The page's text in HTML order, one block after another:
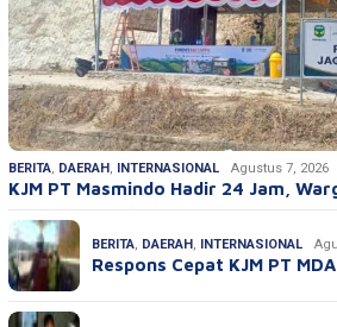
BERITA, DAERAH , INTERNASIONAL Agustus 7, 2026
KJM PT Masmindo Hadir 24 Jam,
BERITA, DAERAH , INTERNASIONAL
Respons Cepat KJM PT